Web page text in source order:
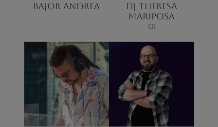
BAJOR ANDREA
DJ THERESA
MARIPOSA
DJ